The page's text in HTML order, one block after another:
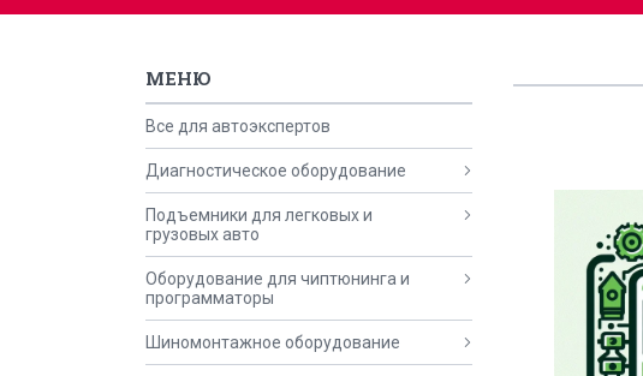
Все для автоэкспертов
Диагностическое оборудование
Подъемники для легковых и
грузовых авто
Оборудование для чиптюнинга и
программаторы
Шиномонтажное оборудование